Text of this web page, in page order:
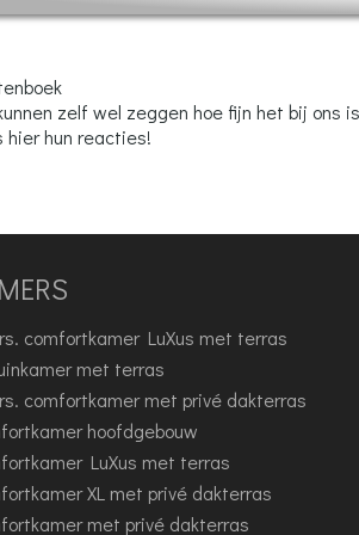
zelf wel zeggen hoe fijn het bij
hier hun reacties!
comfortkamer LuXus met terras
met terras
comfortkamer met privé dakterras
hoofdgebouw
LuXus met terras
XL met privé dakterras
met privé dakterras